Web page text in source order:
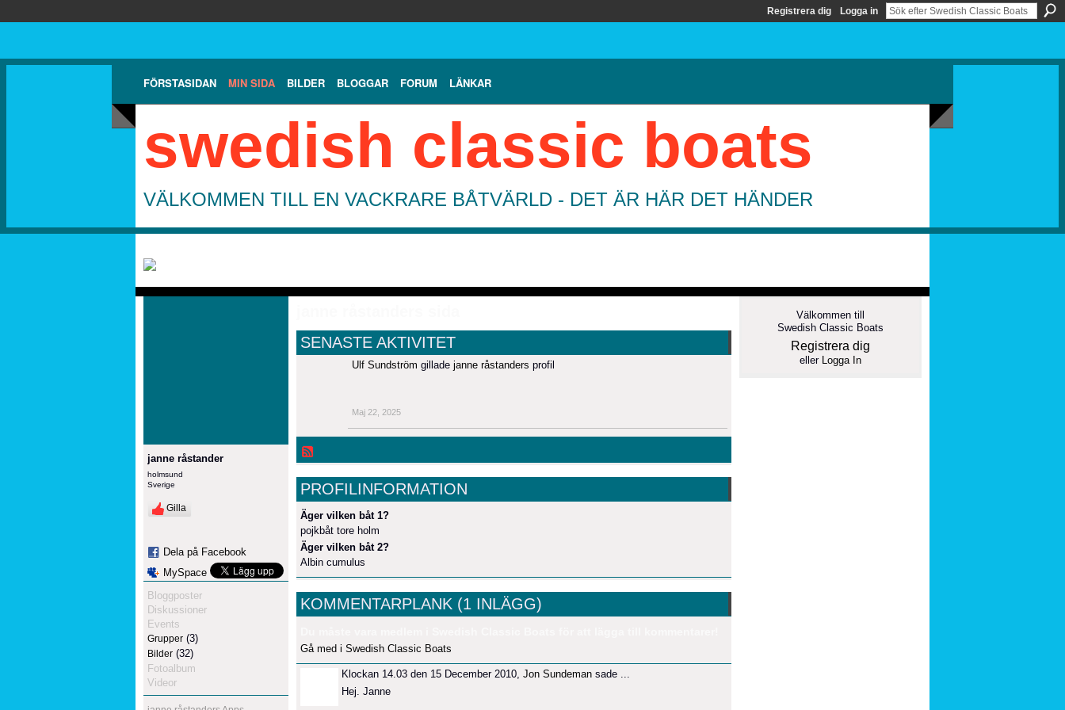
Registrera dig Logga in
FÖRSTASIDAN MIN SIDA BILDER BLOGGAR FORUM LÄNKAR
swedish classic boats
VÄLKOMMEN TILL EN VACKRARE BÅTVÄRLD - DET ÄR HÄR DET HÄNDER
janne råstander
holmsund
Sverige
Gilla
Dela på Facebook
MySpace
Bloggposter
Diskussioner
Events
Grupper (3)
Bilder (32)
Fotoalbum
Videor
SENASTE AKTIVITET
Ulf Sundström gillade janne råstanders profil
Maj 22, 2025
PROFILINFORMATION
Äger vilken båt 1?
pojkbåt tore holm
Äger vilken båt 2?
Albin cumulus
KOMMENTARPLANK (1 INLÄGG)
Gå med i Swedish Classic Boats
Klockan 14.03 den 15 December 2010, Jon Sundeman sade ...
Hej. Janne
Välkommen till
Swedish Classic Boats
Registrera dig
eller Logga In